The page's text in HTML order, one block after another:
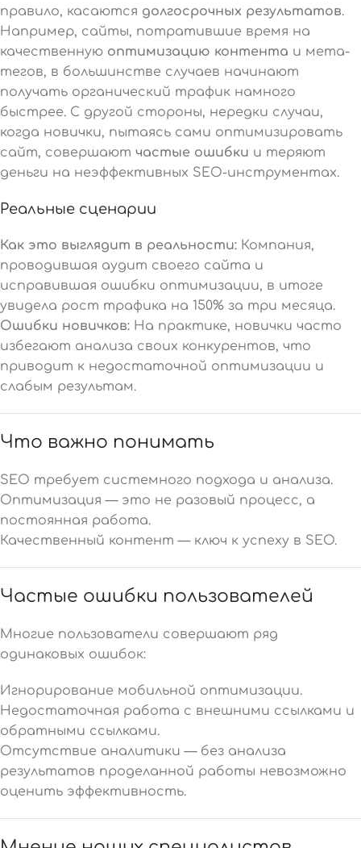
правило, касаются долгосрочных результатов.
Например, сайты, потратившие время на
качественную оптимизацию контента и мета-
тегов, в большинстве случаев начинают
получать органический трафик намного
быстрее. С другой стороны, нередки случаи,
когда новички, пытаясь сами оптимизировать
сайт, совершают частые ошибки и теряют
деньги на неэффективных SEO-инструментах.
Реальные сценарии
Как это выглядит в реальности: Компания,
проводившая аудит своего сайта и
исправившая ошибки оптимизации, в итоге
увидела рост трафика на 150% за три месяца.
Ошибки новичков: На практике, новички часто
избегают анализа своих конкурентов, что
приводит к недостаточной оптимизации и
слабым результам.
Что важно понимать
SEO требует системного подхода и анализа.
Оптимизация — это не разовый процесс, а
постоянная работа.
Качественный контент — ключ к успеху в SEO.
Частые ошибки пользователей
Многие пользователи совершают ряд
одинаковых ошибок:
Игнорирование мобильной оптимизации.
Недостаточная работа с внешними ссылками и
обратными ссылками.
Отсутствие аналитики — без анализа
результатов проделанной работы невозможно
оценить эффективность.